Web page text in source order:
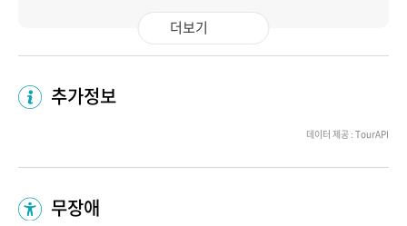
더보기
추가정보
데이터 제공 : TourAPI
무장애